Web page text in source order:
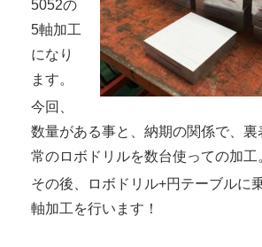
5052の
5軸加工
になり
ます。
今回、
数量がある事と、納期の関係で、裏
常のロボドリルを数台使っての加工
その後、ロボドリル+円テーブルに
軸加工を行います！